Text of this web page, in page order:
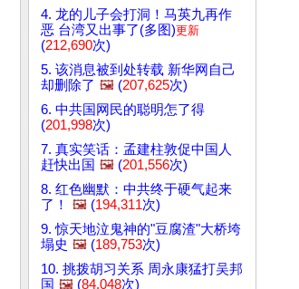
4. 龙的儿子会打洞！马英九再作
恶 台湾又出事了(多图)更新
(212,690次)
5. 该消息被到处转载 新华网自己
却删除了 🖼️ (207,625次)
6. 中共国网民的聪明怎了得
(201,998次)
7. 真实笑话：孟建柱敦促中国人
赶快出国 🖼️ (201,556次)
8. 红色幽默：中共终于硬气起来
了！
🖼️ (194,311次)
9. 惊天地泣鬼神的"豆腐渣"大桥垮
塌史 🖼️ (189,753次)
10. 挑拨胡习关系 周永康猛打吴邦
国 🖼️ (84,048次)